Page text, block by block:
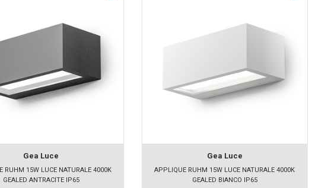
Gea Luce
RUHM 15W LUCE NATURALE 4000K
GEALED ANTRACITE IP65
Gea Luce
APPLIQUE RUHM 15W LUCE NATURALE 4000K
GEALED BIANCO IP65